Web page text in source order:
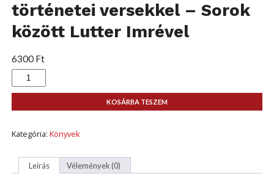
történetei versekkel – Sorok
között Lutter Imrével
6300 Ft
Ha
itt
lennél
-
emberek
ismeretlen
versekkel
-
KOSÁRBA TESZEM
Kategória: Könyvek
Leírás Vélemények (0)